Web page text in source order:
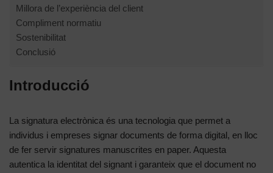
Millora de l’experiència del client
Compliment normatiu
Sostenibilitat
Conclusió
Introducció
La signatura electrònica és una tecnologia que permet a
individus i empreses signar documents de forma digital, en lloc
de fer servir signatures manuscrites en paper. Aquesta
autentica la identitat del signant i garanteix que el document no